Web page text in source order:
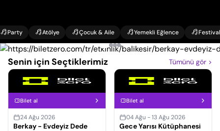
Party Atölye Çocuk & Aile Yemekli Eğlence Festival
Senin için Seçtiklerimiz Tümünü gör >
Bilet al
24 Ağu 2026
Berkay - Evdeyiz Dede
Bilet al
04 Ağu - 13 Ağu 2026
Gece Yarısı Kütüphanesi